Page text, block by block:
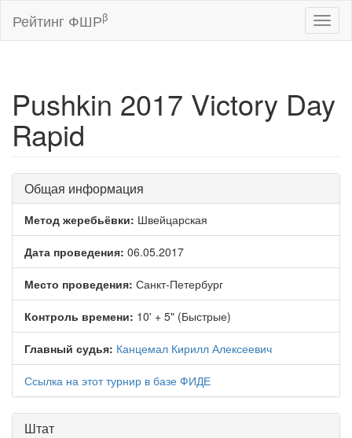
Рейтинг ФШРβ
Pushkin 2017 Victory Day
Rapid
Общая информация
Метод жеребьёвки: Швейцарская
Дата проведения: 06.05.2017
Место проведения: Санкт-Петербург
Контроль времени: 10' + 5" (Быстрые)
Главный судья: Канцемал Кирилл Алексеевич
Ссылка на этот турнир в базе ФИДЕ
Штат